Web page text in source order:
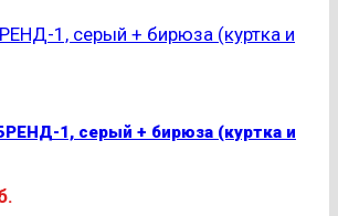
имеет
можно
1, серый + бирюза (куртка и